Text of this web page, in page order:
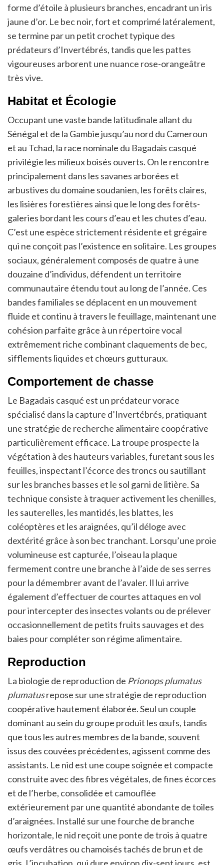
forme d’étoile à plusieurs branches, encadrant un iris
jaune d’or. Le bec noir, fort et comprimé latéralement,
se termine par un petit crochet typique des
prédateurs d’Invertébrés, tandis que les pattes
vigoureuses arborent une nuance rose-orangeâtre
très vive.
Habitat et Écologie
Occupant une vaste bande latitudinale allant du
Sénégal et de la Gambie jusqu’au nord du Cameroun
et au Tchad, la race nominale du Bagadais casqué
privilégie les milieux boisés ouverts. On le rencontre
principalement dans les savanes arborées et
arbustives du domaine soudanien, les forêts claires,
les lisières forestières ainsi que le long des forêts-
galeries bordant les cours d’eau et les chutes d’eau.
C’est une espèce strictement résidente et grégaire
qui ne conçoit pas l’existence en solitaire. Les groupes
sociaux, généralement composés de quatre à une
douzaine d’individus, défendent un territoire
communautaire étendu tout au long de l’année. Ces
bandes familiales se déplacent en un mouvement
fluide et continu à travers le feuillage, maintenant une
cohésion parfaite grâce à un répertoire vocal
extrêmement riche combinant claquements de bec,
sifflements liquides et chœurs gutturaux.
Comportement de chasse
Le Bagadais casqué est un prédateur vorace
spécialisé dans la capture d’Invertébrés, pratiquant
une stratégie de recherche alimentaire coopérative
particulièrement efficace. La troupe prospecte la
végétation à des hauteurs variables, furetant sous les
feuilles, inspectant l’écorce des troncs ou sautillant
sur les branches basses et le sol garni de litière. Sa
technique consiste à traquer activement les chenilles,
les sauterelles, les mantidés, les blattes, les
coléoptères et les araignées, qu’il déloge avec
dextérité grâce à son bec tranchant. Lorsqu’une proie
volumineuse est capturée, l’oiseau la plaque
fermement contre une branche à l’aide de ses serres
pour la démembrer avant de l’avaler. Il lui arrive
également d’effectuer de courtes attaques en vol
pour intercepter des insectes volants ou de prélever
occasionnellement de petits fruits sauvages et des
baies pour compléter son régime alimentaire.
Reproduction
La biologie de reproduction de Prionops plumatus
plumatusrepose sur une stratégie de reproduction
coopérative hautement élaborée. Seul un couple
dominant au sein du groupe produit les œufs, tandis
que tous les autres membres de la bande, souvent
issus des couvées précédentes, agissent comme des
assistants. Le nid est une coupe soignée et compacte
construite avec des fibres végétales, de fines écorces
et de l’herbe, consolidée et camouflée
extérieurement par une quantité abondante de toiles
d’araignées. Installé sur une fourche de branche
horizontale, le nid reçoit une ponte de trois à quatre
œufs verdâtres ou chamoisés tachés de brun et de